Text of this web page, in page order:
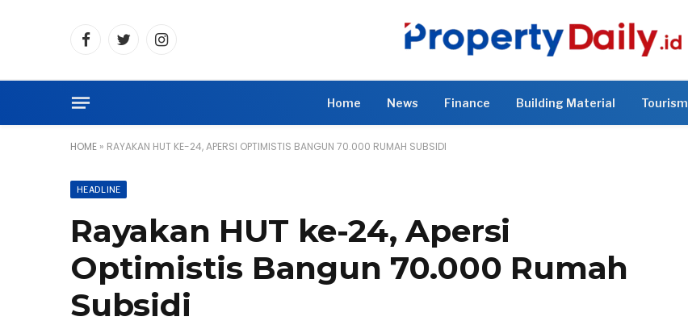
FacebookTwitterInstagram
Home News Finance Building Material Tourism
HOME » RAYAKAN HUT KE-24, APERSI OPTIMISTIS BANGUN 70.000 RUMAH SUBSIDI
HEADLINE
Rayakan HUT ke-24, Apersi
Optimistis Bangun 70.000 Rumah
Subsidi